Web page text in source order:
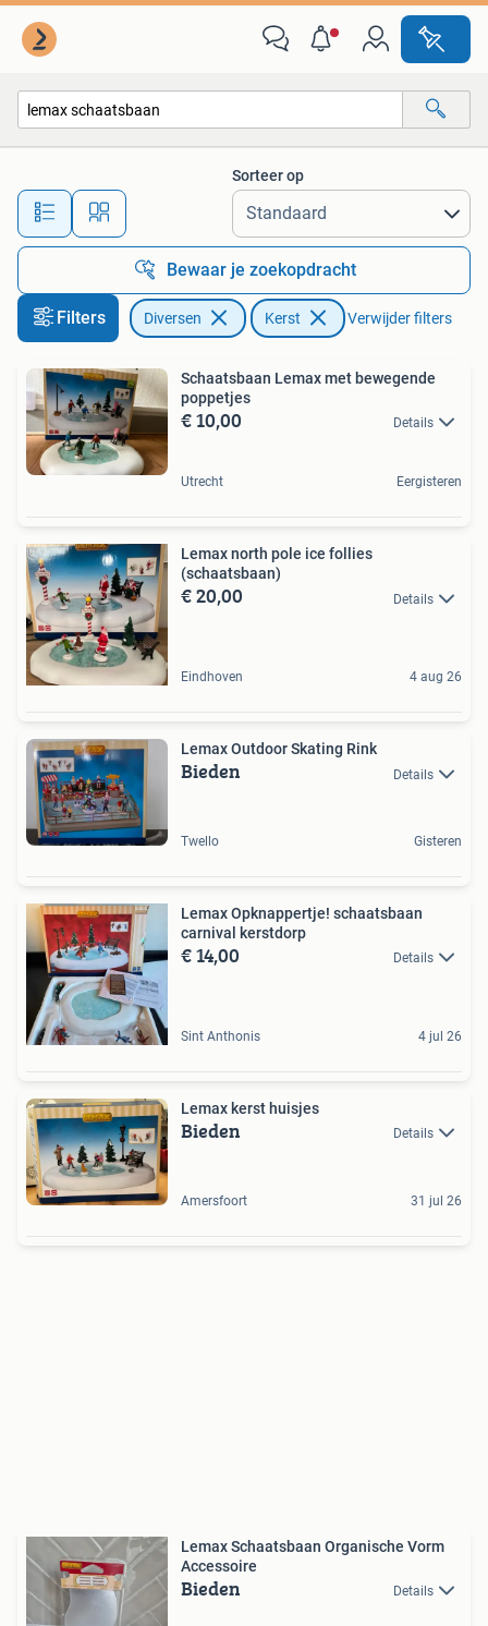
Alle afstanden…
Sorteer op
Bewaar je zoekopdracht
Filters Diversen Kerst Verwijder filters
Schaatsbaan Lemax met bewegende
poppetjes
€ 10,00 Details
Utrecht Eergisteren
Lemax north pole ice follies
(schaatsbaan)
€ 20,00 Details
Eindhoven 4 aug 26
Lemax Outdoor Skating Rink
Bieden Details
Twello Gisteren
Lemax Opknappertje! schaatsbaan
carnival kerstdorp
€ 14,00 Details
Sint Anthonis 4 jul 26
Lemax kerst huisjes
Bieden Details
Amersfoort 31 jul 26
Lemax Schaatsbaan Organische Vorm
Accessoire
Bieden Details